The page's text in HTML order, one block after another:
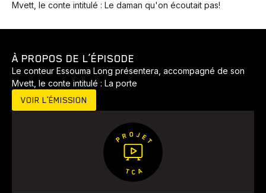
Développement Histoires Pêche Santé Sport
Voyage Yoga
Mvett, le conte intitulé : Le daman qu'on écoutait pas!
À PROPOS DE L’ÉPISODE
Le conteur Essouma Long présentera, accompagné de son
Mvett, le conte intitulé : La porte
VOIR L’ÉMISSION